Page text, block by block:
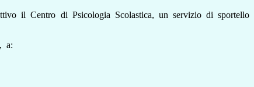
il Centro di Psicologia Scolastica, un servizio di sportello
a: